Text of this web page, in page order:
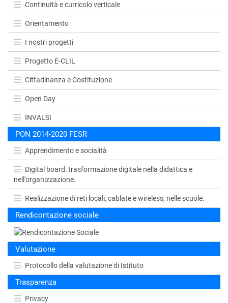
Continuità e curricolo verticale
Orientamento
I nostri progetti
Progetto E-CLIL
Cittadinanza e Costituzione
Open Day
INVALSI
PON 2014-2020 FESR
Apprendimento e socialità
Digital board: trasformazione digitale nella didattica e
nell'organizzazione.
Realizzazione di reti locali, cablate e wireless, nelle scuole.
Rendicontazione sociale
Valutazione
Protocollo della valutazione di Istituto
Trasparenza
Privacy